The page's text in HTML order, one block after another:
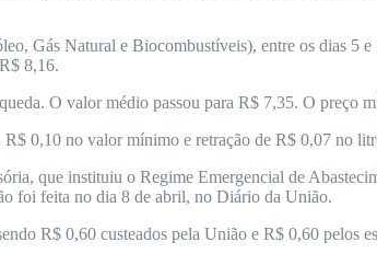
Gás Natural e Biocombustíveis), entre os dias 5
8,16.
O valor médio passou para R$ 7,35. O
0,10 no valor mínimo e retração de R$ 0,07 no
que instituiu o Regime Emergencial de
foi feita no dia 8 de abril, no Diário da União.
R$ 0,60 custeados pela União e R$ 0,60 pelos